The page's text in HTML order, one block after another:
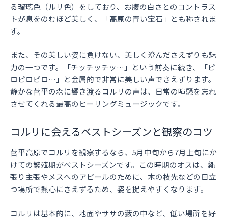
る瑠璃色（ルリ色）をしており、お腹の白さとのコントラス
トが息をのむほど美しく、「高原の青い宝石」とも称されま
す。
また、その美しい姿に負けない、美しく澄んださえずりも魅
力の一つです。「チッチッチッ…」という前奏に続き、「ピ
ロピロピロ…」と金属的で非常に美しい声でさえずります。
静かな菅平の森に響き渡るコルリの声は、日常の喧騒を忘れ
させてくれる最高のヒーリングミュージックです。
コルリに会えるベストシーズンと観察のコツ
菅平高原でコルリを観察するなら、5月中旬から7月上旬にか
けての繁殖期がベストシーズンです。この時期のオスは、縄
張り主張やメスへのアピールのために、木の枝先などの目立
つ場所で熱心にさえずるため、姿を捉えやすくなります。
コルリは基本的に、地面やササの藪の中など、低い場所を好